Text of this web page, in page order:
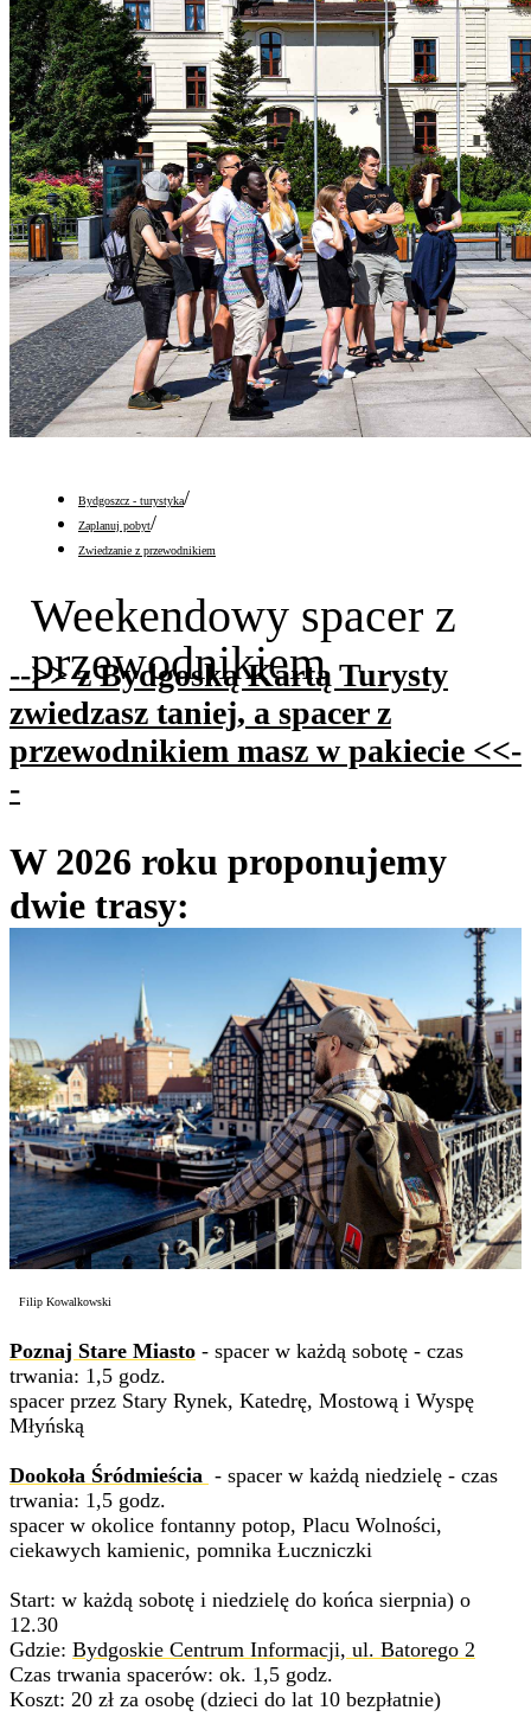
Bydgoszcz - turystyka/
Zaplanuj pobyt/
Zwiedzanie z przewodnikiem
Weekendowy spacer z
przewodnikiem
-->> z Bydgoską Kartą Turysty
zwiedzasz taniej, a spacer z
przewodnikiem masz w pakiecie <<-
-
W 2026 roku proponujemy
dwie trasy:
Filip Kowalkowski
Poznaj Stare Miasto - spacer w każdą sobotę - czas
trwania: 1,5 godz.
spacer przez Stary Rynek, Katedrę, Mostową i Wyspę
Młyńską
Dookoła Śródmieścia - spacer w każdą niedzielę - czas
trwania: 1,5 godz.
spacer w okolice fontanny potop, Placu Wolności,
ciekawych kamienic, pomnika Łuczniczki
Start: w każdą sobotę i niedzielę do końca sierpnia) o
12.30
Gdzie: Bydgoskie Centrum Informacji, ul. Batorego 2
Czas trwania spacerów: ok. 1,5 godz.
Koszt: 20 zł za osobę (dzieci do lat 10 bezpłatnie)